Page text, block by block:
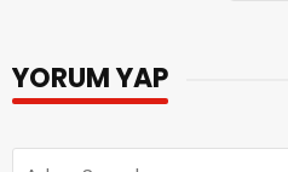
YORUM YAP